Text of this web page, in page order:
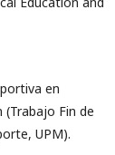
en
Fin de
UPM).